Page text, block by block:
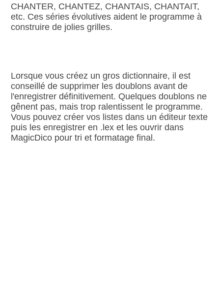
CHANTER, CHANTEZ, CHANTAIS, CHANTAIT,
etc. Ces séries évolutives aident le programme à
construire de jolies grilles.
Lorsque vous créez un gros dictionnaire, il est
conseillé de supprimer les doublons avant de
l'enregistrer définitivement. Quelques doublons ne
gênent pas, mais trop ralentissent le programme.
Vous pouvez créer vos listes dans un éditeur texte
puis les enregistrer en .lex et les ouvrir dans
MagicDico pour tri et formatage final.